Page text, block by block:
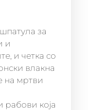
за
и
и четка со
влакна
на мртви
рабови која